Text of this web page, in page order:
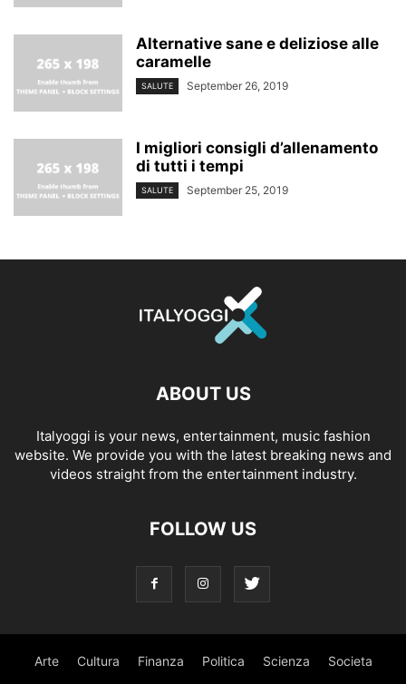
Alternative sane e deliziose alle
caramelle
SALUTE September 26, 2019
I migliori consigli d’allenamento
di tutti i tempi
SALUTE September 25, 2019
ABOUT US
Italyoggi is your news, entertainment, music fashion
website. We provide you with the latest breaking news and
videos straight from the entertainment industry.
FOLLOW US
Arte Cultura Finanza Politica Scienza Societa